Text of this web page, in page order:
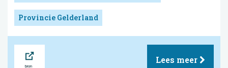
Provincie Gelderland
Lees meer